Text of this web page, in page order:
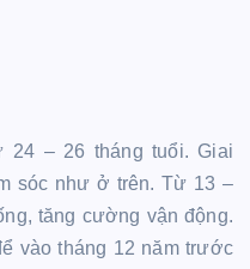
24 – 26 tháng tuổi. Giai
sóc như ở trên. Từ 13 –
tăng cường vận động.
vào tháng 12 năm trước